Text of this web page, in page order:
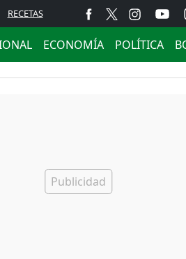
RECETAS
ECONOMÍA POLÍTICA